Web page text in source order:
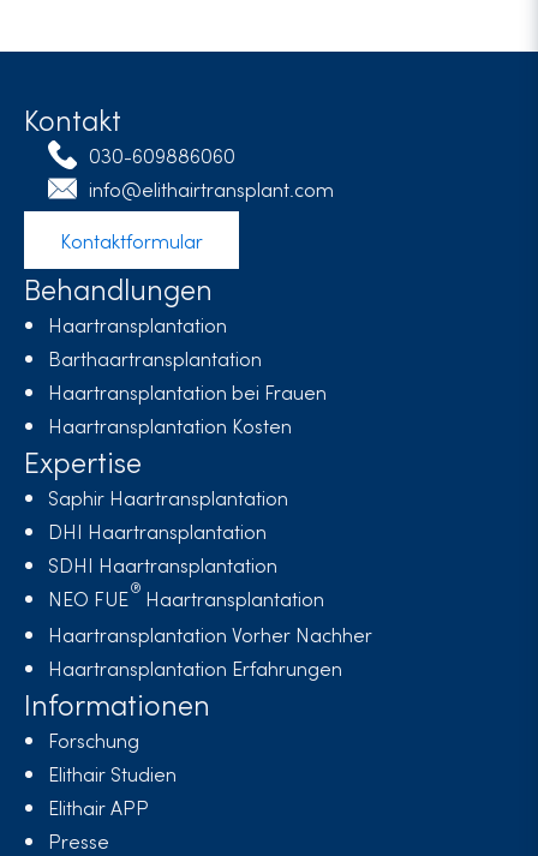
Kontakt
030-609886060
info@elithairtransplant.com
Kontaktformular
Behandlungen
Haartransplantation
Barthaartransplantation
Haartransplantation bei Frauen
Haartransplantation Kosten
Expertise
Saphir Haartransplantation
DHI Haartransplantation
SDHI Haartransplantation
NEO FUE
Haartransplantation
Haartransplantation Vorher Nachher
Haartransplantation Erfahrungen
Informationen
Forschung
Elithair Studien
Elithair APP
Presse